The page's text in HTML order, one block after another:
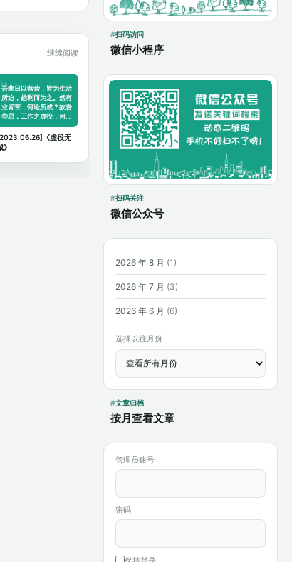
扫码访问
微信小程序
扫码关注
微信公众号
2026 年 8 月 (1)
2026 年 7 月 (3)
2026 年 6 月 (6)
选择以往月份
文章归档
按月查看文章
管理员账号
密码
继续阅读
吾辈日以营营，皆为生活
所迫，趋利而为之。然有
业皆苦，何论所成？故吾
尝思，工作之虚役，何…
《虚役无
》